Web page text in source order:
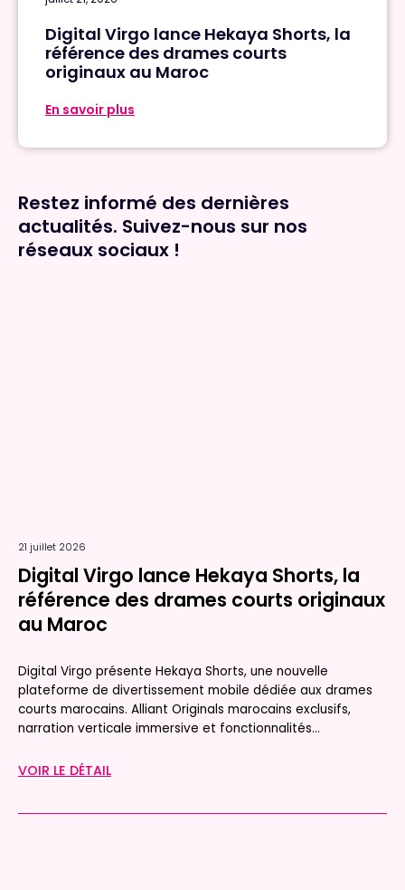
Digital Virgo lance Hekaya Shorts, la
référence des drames courts
originaux au Maroc
En savoir plus
Restez informé des dernières
actualités. Suivez-nous sur nos
réseaux sociaux !
Restez informé des dernières
actualités. Suivez-nous sur nos
réseaux sociaux !
21 juillet 2026
Digital Virgo lance Hekaya Shorts, la
référence des drames courts originaux
au Maroc
Digital Virgo présente Hekaya Shorts, une nouvelle
plateforme de divertissement mobile dédiée aux drames
courts marocains. Alliant Originals marocains exclusifs,
narration verticale immersive et fonctionnalités...
VOIR LE DÉTAIL